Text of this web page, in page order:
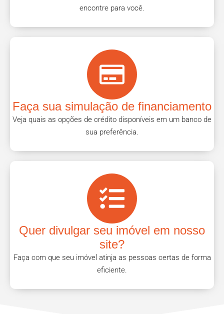
encontre para você.
Faça sua simulação de financiamento
Veja quais as opções de crédito disponíveis em um banco de
sua preferência.
Quer divulgar seu imóvel em nosso
site?
Faça com que seu imóvel atinja as pessoas certas de forma
eficiente.